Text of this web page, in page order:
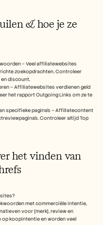
& hoe je ze
– Veel affiliatewebsites
zoekopdrachten. Controleer
en discount,
– Affiliatewebsites verdienen geld
het rapport Outgoing Links om ze te
specifieke pagina's – Affiliatecontent
Controleer altijd Top
het vinden van
met commerciële intentie,
voor [merk], review en
koopintentie en worden veel